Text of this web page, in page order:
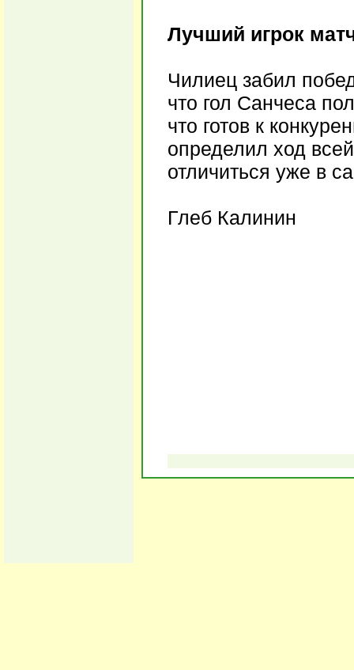
Лучший игрок
Чилиец забил
что гол Санчеса
что готов к
определил ход
отличиться уже в
Глеб Калинин